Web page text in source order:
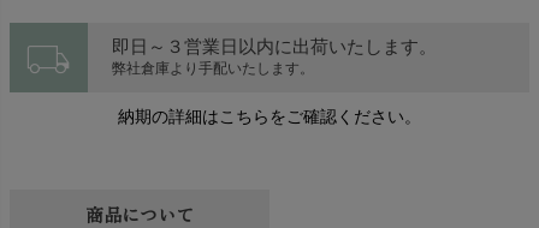
local_shipping 即日～３営業日以内に出荷いたします。
弊社倉庫より手配いたします。
納期の詳細はこちらをご確認ください。
商品について